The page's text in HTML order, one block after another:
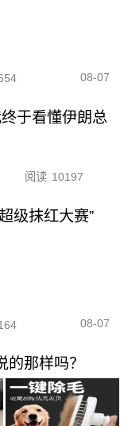
08-07
于看懂伊朗总
阅读 10197
级抹红大赛”
08-07
那样吗？